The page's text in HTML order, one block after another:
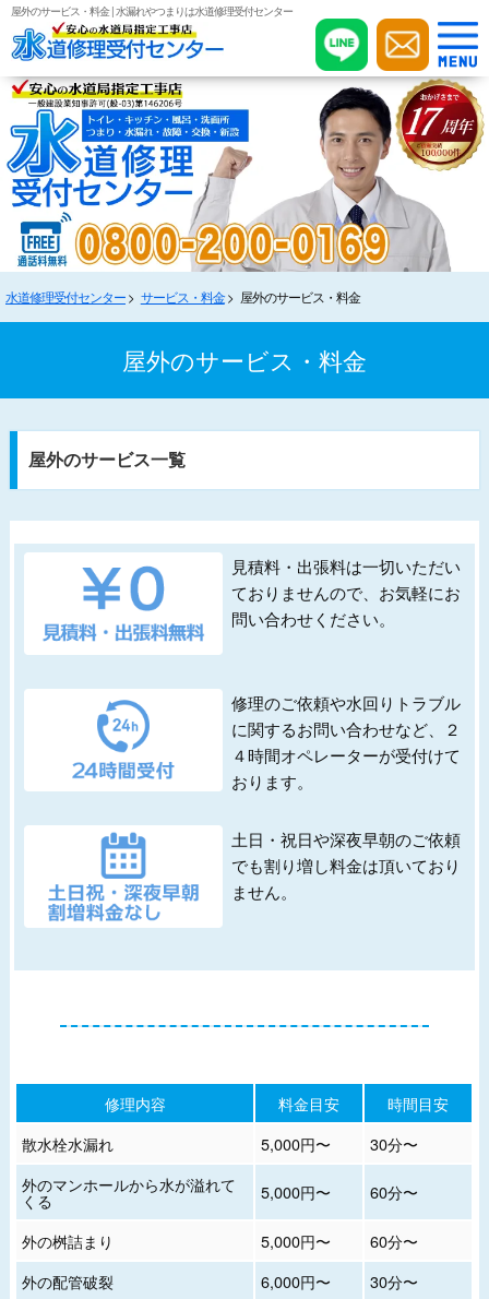
屋外のサービス・料金 | 水漏れやつまりは水道修理受付センター
水道修理受付センター サービス・料金 屋外のサービス・料金
屋外のサービス・料金
屋外のサービス一覧
見積料・出張料は一切いただい
ておりませんので、お気軽にお
問い合わせください。
修理のご依頼や水回りトラブル
に関するお問い合わせなど、２
４時間オペレーターが受付けて
おります。
土日・祝日や深夜早朝のご依頼
でも割り増し料金は頂いており
ません。
修理内容 料金目安
時間目安
散水栓水漏れ
5,000円〜
30分〜
外のマンホールから水が溢れて
くる 5,000円〜 60分〜
外の桝詰まり 5,000円〜
60分〜
外の配管破裂
6,000円〜
30分〜